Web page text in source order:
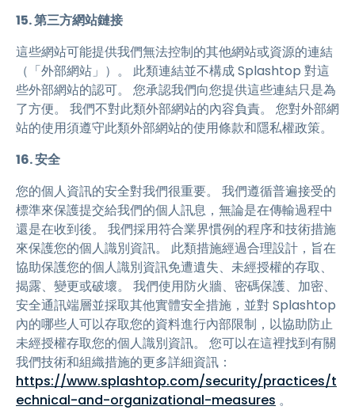
15. 第三方網站鏈接
這些網站可能提供我們無法控制的其他網站或資源的連結
（「外部網站」）。 此類連結並不構成 Splashtop 對這
些外部網站的認可。 您承認我們向您提供這些連結只是為
了方便。 我們不對此類外部網站的內容負責。 您對外部網
站的使用須遵守此類外部網站的使用條款和隱私權政策。
16. 安全
您的個人資訊的安全對我們很重要。 我們遵循普遍接受的
標準來保護提交給我們的個人訊息，無論是在傳輸過程中
還是在收到後。 我們採用符合業界慣例的程序和技術措施
來保護您的個人識別資訊。 此類措施經過合理設計，旨在
協助保護您的個人識別資訊免遭遺失、未經授權的存取、
揭露、變更或破壞。 我們使用防火牆、密碼保護、加密、
安全通訊端層並採取其他實體安全措施，並對 Splashtop
內的哪些人可以存取您的資料進行內部限制，以協助防止
未經授權存取您的個人識別資訊。 您可以在這裡找到有關
我們技術和組織措施的更多詳細資訊：
https://www.splashtop.com/security/practices/t
echnical-and-organizational-measures 。